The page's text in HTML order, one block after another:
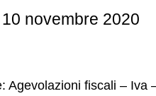
10 novembre 2020
Agevolazioni fiscali – Iva